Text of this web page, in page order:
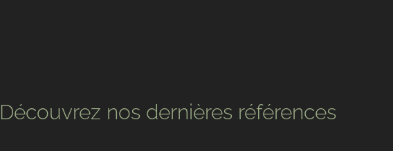
Découvrez nos dernières références